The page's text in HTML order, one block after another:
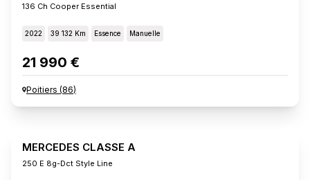
136 Ch Cooper Essential
2022 39 132 Km Essence Manuelle
21 990 €
Poitiers (86)
MERCEDES CLASSE A
250 E 8g-Dct Style Line